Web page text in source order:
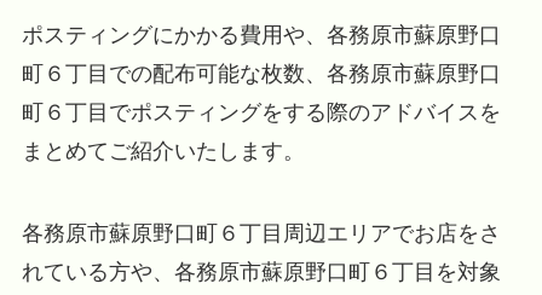
ポスティングにかかる費用や、各務原市蘇原野口
町６丁目での配布可能な枚数、各務原市蘇原野口
町６丁目でポスティングをする際のアドバイスを
まとめてご紹介いたします。
各務原市蘇原野口町６丁目周辺エリアでお店をさ
れている方や、各務原市蘇原野口町６丁目を対象